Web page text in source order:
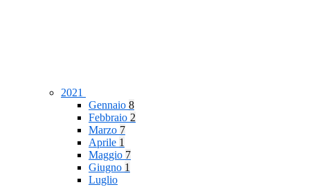
2021
Gennaio 8
Febbraio 2
Marzo 7
Aprile 1
Maggio 7
Giugno 1
Luglio